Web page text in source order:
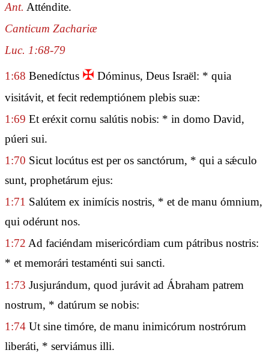
Ant. Atténdite.
Canticum Zachariæ
Luc. 1:68-79
1:68 Benedíctus ✠ Dóminus, Deus Israël: * quia
visitávit, et fecit redemptiónem plebis suæ:
1:69 Et eréxit cornu salútis nobis: * in domo David,
púeri sui.
1:70 Sicut locútus est per os sanctórum, * qui a sǽculo
sunt, prophetárum ejus:
1:71 Salútem ex inimícis nostris, * et de manu ómnium,
qui odérunt nos.
1:72 Ad faciéndam misericórdiam cum pátribus nostris:
* et memorári testaménti sui sancti.
1:73 Jusjurándum, quod jurávit ad Ábraham patrem
nostrum, * datúrum se nobis:
1:74 Ut sine timóre, de manu inimicórum nostrórum
liberáti, * serviámus illi.